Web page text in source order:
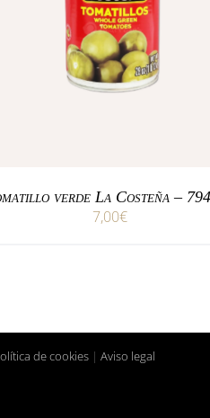
AÑADIR AL CARRITO /
verde La Costeña –
7,00€
de cookies | Aviso legal